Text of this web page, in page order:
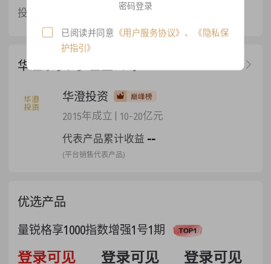
投资子策略 程序化期货
登录可见
华澄原子7号-基金公司
华澄投资
2015年成立
10-20亿元
代表产品累计收益 --
(平台销售代表产品)
优选产品
量锐格享1000指数增强1号1期
53.36%
登录可见 52.84%
登录可见 1.5336
登录可见
密码登录
已阅读并同意 《用户服务协议》 、
《隐私保
护指引》